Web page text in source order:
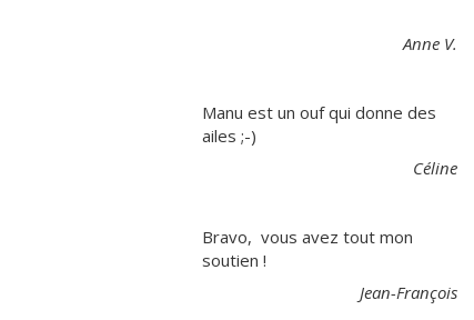
Anne V.
Manu est un ouf qui donne des
ailes ;-)
Céline
Bravo, vous avez tout mon
soutien !
Jean-François